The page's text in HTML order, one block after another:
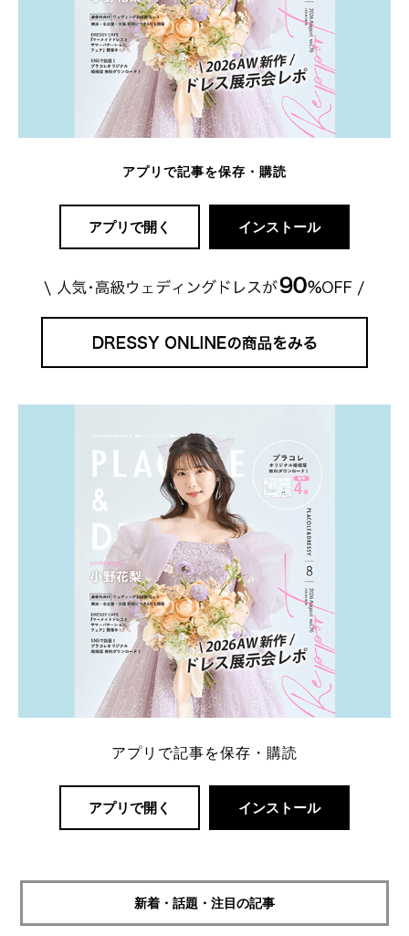
アプリで記事を保存・購読
アプリで開く インストール
アプリで記事を保存・購読
アプリで開く インストール
新着・話題・注目の記事